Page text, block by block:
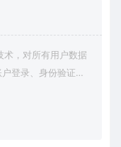
术，对所有用户数据
登录、身份验证还